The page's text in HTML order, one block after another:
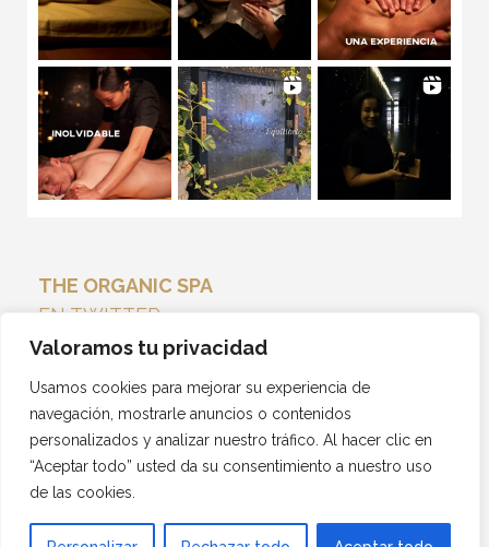
Valoramos tu privacidad
Usamos cookies para mejorar su experiencia de
navegación, mostrarle anuncios o contenidos
personalizados y analizar nuestro tráfico. Al hacer clic en
“Aceptar todo” usted da su consentimiento a nuestro uso
de las cookies.
THE ORGANIC SPA
EN TWITTER
Tweets por el @THEORGANICSPA_.